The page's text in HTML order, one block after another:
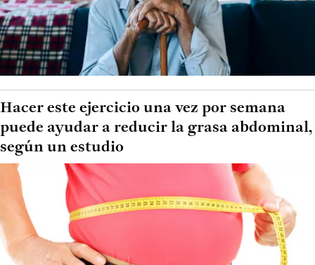
Hacer este ejercicio una vez por semana
puede ayudar a reducir la grasa abdominal,
según un estudio